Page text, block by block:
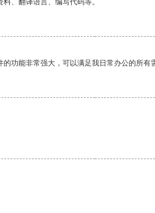
、翻译语言、编写代码等。
功能非常强大，可以满足我日常办公的所有